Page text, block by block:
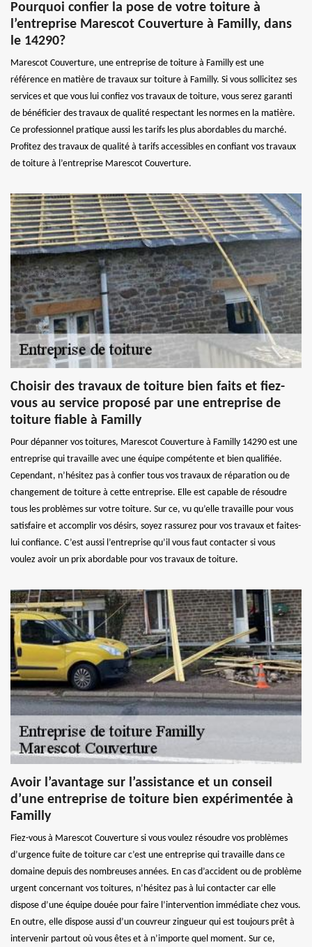
Pourquoi confier la pose de votre toiture à
l’entreprise Marescot Couverture à Familly, dans
le 14290?
Marescot Couverture, une entreprise de toiture à Familly est une
référence en matière de travaux sur toiture à Familly. Si vous sollicitez ses
services et que vous lui confiez vos travaux de toiture, vous serez garanti
de bénéficier des travaux de qualité respectant les normes en la matière.
Ce professionnel pratique aussi les tarifs les plus abordables du marché.
Profitez des travaux de qualité à tarifs accessibles en confiant vos travaux
de toiture à l’entreprise Marescot Couverture.
Choisir des travaux de toiture bien faits et fiez-
vous au service proposé par une entreprise de
toiture fiable à Familly
Pour dépanner vos toitures, Marescot Couverture à Familly 14290 est une
entreprise qui travaille avec une équipe compétente et bien qualifiée.
Cependant, n’hésitez pas à confier tous vos travaux de réparation ou de
changement de toiture à cette entreprise. Elle est capable de résoudre
tous les problèmes sur votre toiture. Sur ce, vu qu’elle travaille pour vous
satisfaire et accomplir vos désirs, soyez rassurez pour vos travaux et faites-
lui confiance. C’est aussi l’entreprise qu’il vous faut contacter si vous
voulez avoir un prix abordable pour vos travaux de toiture.
Avoir l’avantage sur l’assistance et un conseil
d’une entreprise de toiture bien expérimentée à
Familly
Fiez-vous à Marescot Couverture si vous voulez résoudre vos problèmes
d’urgence fuite de toiture car c’est une entreprise qui travaille dans ce
domaine depuis des nombreuses années. En cas d’accident ou de problème
urgent concernant vos toitures, n’hésitez pas à lui contacter car elle
dispose d’une équipe douée pour faire l’intervention immédiate chez vous.
En outre, elle dispose aussi d’un couvreur zingueur qui est toujours prêt à
intervenir partout où vous êtes et à n’importe quel moment. Sur ce,